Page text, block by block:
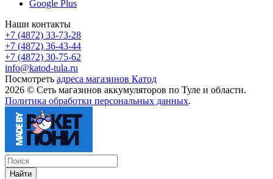
Google Plus
Наши контакты
+7 (4872) 33-73-28
+7 (4872) 36-43-44
+7 (4872) 30-75-62
info@katod-tula.ru
Посмотреть адреса магазинов Катод
2026 © Сеть магазинов аккумуляторов по Туле и области.
Политика обработки персональных данных.
Найти